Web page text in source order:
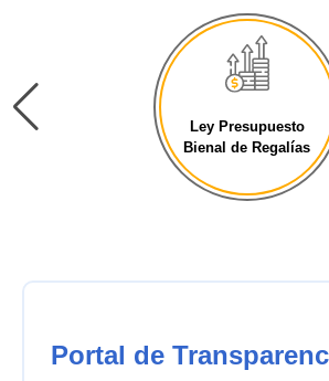
Ley Presupuesto
General de la [...]
Portal de